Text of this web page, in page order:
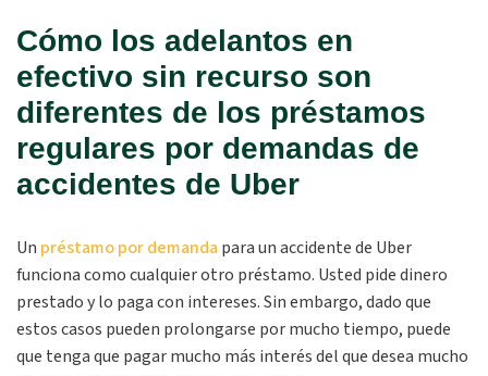
Cómo los adelantos en
efectivo sin recurso son
diferentes de los préstamos
regulares por demandas de
accidentes de Uber
Un préstamo por demanda para un accidente de Uber
funciona como cualquier otro préstamo. Usted pide dinero
prestado y lo paga con intereses. Sin embargo, dado que
estos casos pueden prolongarse por mucho tiempo, puede
que tenga que pagar mucho más interés del que desea mucho